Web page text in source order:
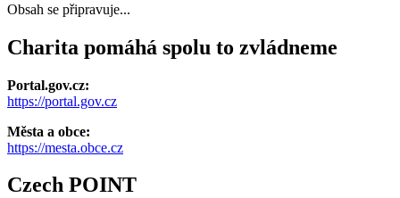
Obsah se připravuje...
Charita pomáhá spolu to zvládneme
Portal.gov.cz:
https://portal.gov.cz
Města a obce:
https://mesta.obce.cz
Czech POINT